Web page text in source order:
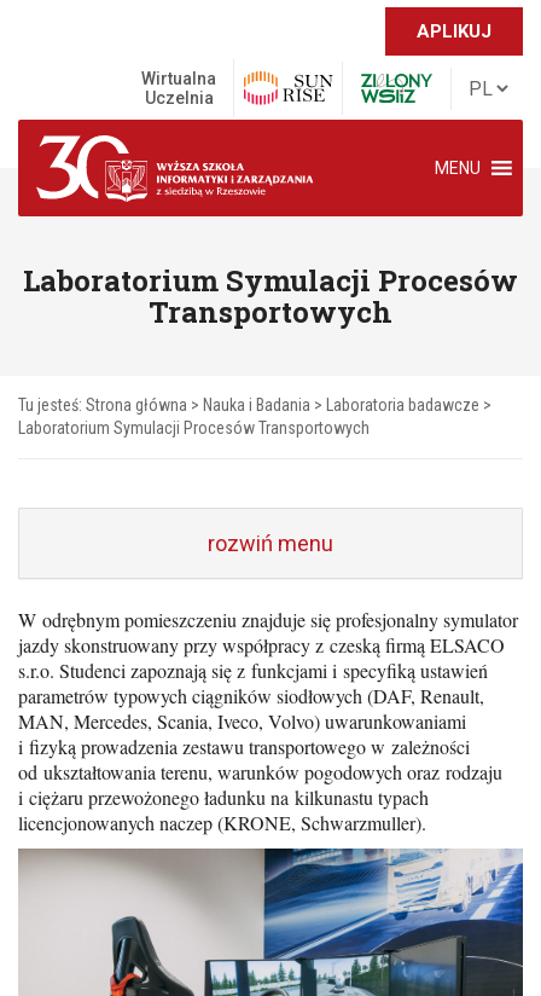
APLIKUJ
Wirtualna
Uczelnia
MENU
Laboratorium Symulacji Procesów
Transportowych
Tu jesteś: Strona główna > Nauka i Badania > Laboratoria badawcze >
Laboratorium Symulacji Procesów Transportowych
rozwiń menu
W odrębnym pomieszczeniu znajduje się profesjonalny symulator
jazdy skonstruowany przy współpracy z czeską firmą ELSACO
s.r.o. Studenci zapoznają się z funkcjami i specyfiką ustawień
parametrów typowych ciągników siodłowych (DAF, Renault,
MAN, Mercedes, Scania, Iveco, Volvo) uwarunkowaniami
i fizyką prowadzenia zestawu transportowego w zależności
od ukształtowania terenu, warunków pogodowych oraz rodzaju
i ciężaru przewożonego ładunku na kilkunastu typach
licencjonowanych naczep (KRONE, Schwarzmuller).